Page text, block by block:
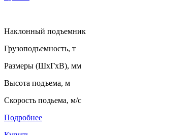
Наклонный подъемник
Грузоподъемность, т
Размеры (ШхГхВ), мм
Высота подъема, м
Скорость подьема, м/с
Подробнее